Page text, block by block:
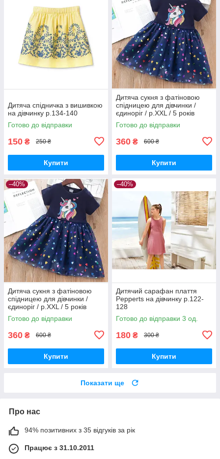
Дитяча спідничка з вишивкою
на дівчинку р.134-140
Готово до відправки
150 ₴ 250 ₴
Купити
Дитяча сукня з фатіновою
спідницею для дівчинки /
єдиноріг / р.XXL / 5 років
Готово до відправки
360 ₴ 600 ₴
Купити
–40%
Дитяча сукня з фатіновою
спідницею для дівчинки /
єдиноріг / р.XXL / 5 років
Готово до відправки
360 ₴ 600 ₴
Купити
–40%
Дитячий сарафан плаття
Pepperts на дівчинку р.122-
128
Готово до відправки 3 од.
180 ₴ 300 ₴
Купити
Показати ще
Про нас
94% позитивних з 35 відгуків за рік
Працює з 31.10.2011